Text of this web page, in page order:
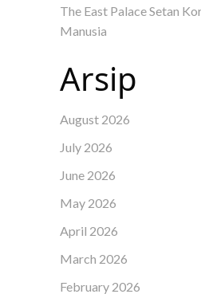
The East Palace Setan
Manusia
Arsip
August 2026
July 2026
June 2026
May 2026
April 2026
March 2026
February 2026